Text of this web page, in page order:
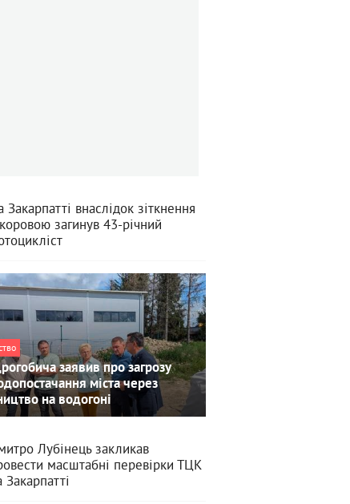
Закарпатті внаслідок зіткнення
загинув 43-річний
заявив про загрозу
міста через
на водогоні
Лубінець закликав
масштабні перевірки ТЦК
Закарпатті